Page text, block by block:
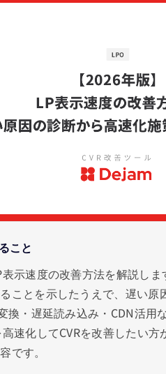
こと
示速度の改善方法を解説し
ことを示したうえで、遅い
換・遅延読み込み・CDN活用
速化してCVRを改善したい
です。